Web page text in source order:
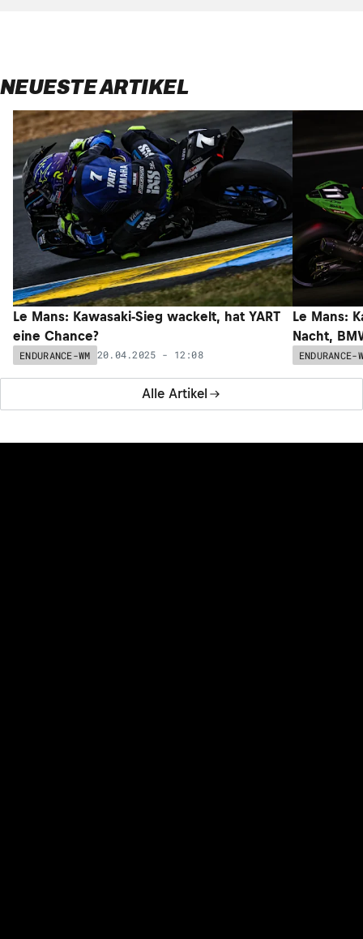
NEUESTE ARTIKEL
Alle Artikel
Le Mans: Kawasaki-Sieg wackelt, hat YART
eine Chance?
ENDURANCE-WM 20.04.2025 - 12:08
Le Mans:
Nacht,
ENDURANCE-